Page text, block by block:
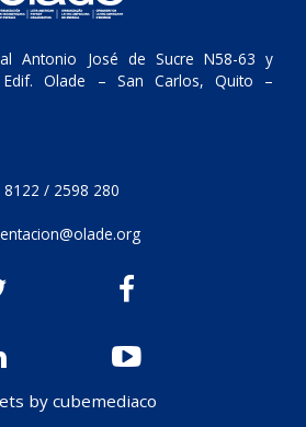
Antonio José de Sucre N58-63 y
Edif. Olade – San Carlos, Quito –
/ 2598 280
by cubemediaco